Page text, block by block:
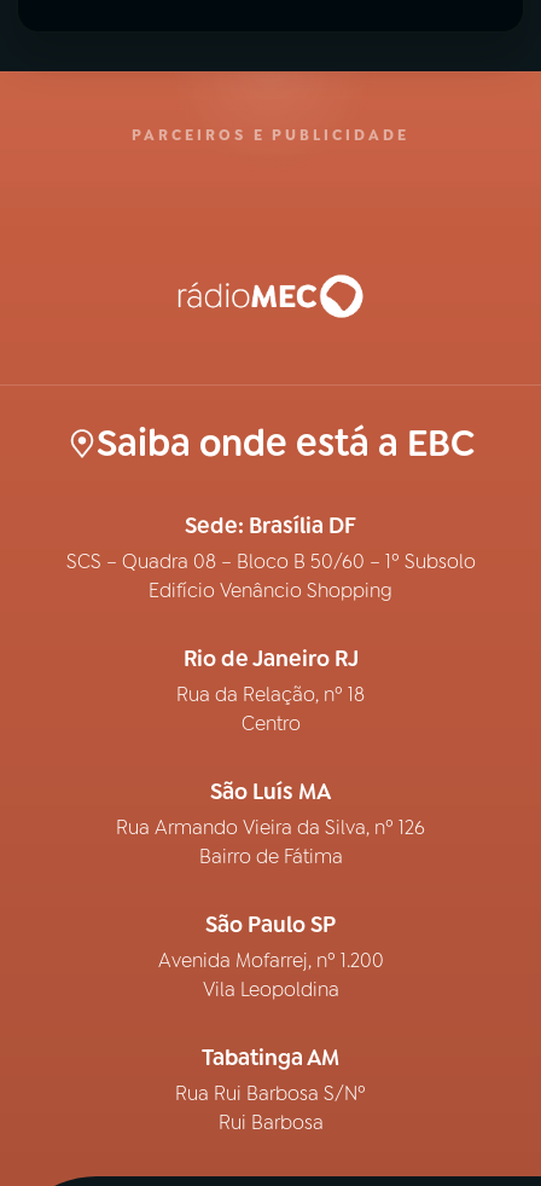
PARCEIROS E PUBLICIDADE
Saiba onde está a EBC
Sede: Brasília DF
SCS – Quadra 08 – Bloco B 50/60 – 1º Subsolo
Edifício Venâncio Shopping
Rio de Janeiro RJ
Rua da Relação, nº 18
Centro
São Luís MA
Rua Armando Vieira da Silva, nº 126
Bairro de Fátima
São Paulo SP
Avenida Mofarrej, nº 1.200
Vila Leopoldina
Tabatinga AM
Rua Rui Barbosa S/Nº
Rui Barbosa